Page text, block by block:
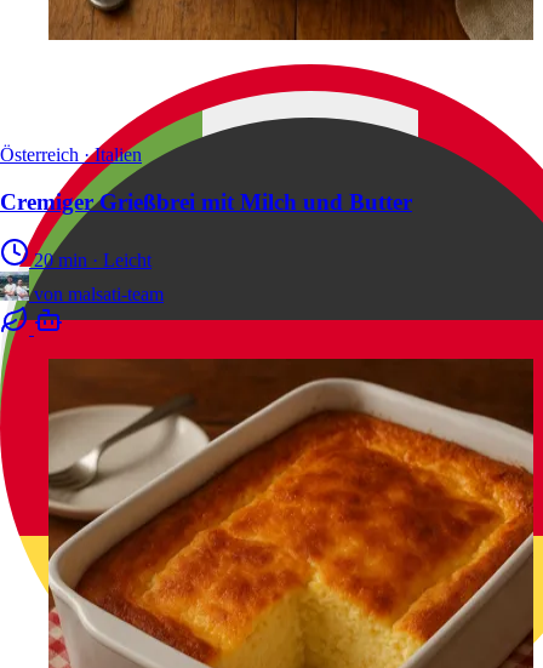
Österreich · Italien
Cremiger Grießbrei mit Milch und Butter
20 min · Leicht
von malsati-team